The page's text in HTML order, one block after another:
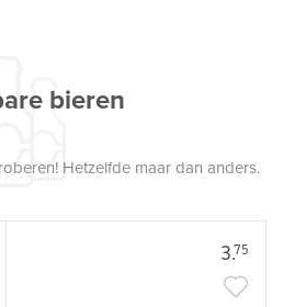
bieren
Hetzelfde maar dan anders.
3.75